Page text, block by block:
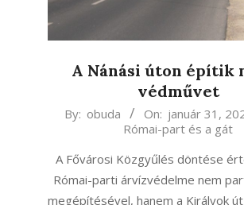
A Nánási úton építik
védművet
2020-
31
By: obuda On: január 31,
Római-part és a gát
A Fővárosi Közgyűlés döntése
Római-parti árvízvédelme nem
megépítésével, hanem a Királyok